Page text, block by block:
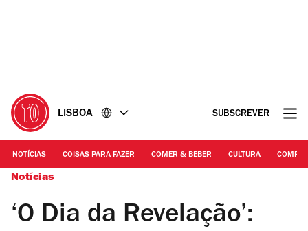
LISBOA SUBSCREVER
NOTÍCIAS COISAS PARA FAZER COMER & BEBER CULTURA
Notícias
‘O Dia da Revelação’: